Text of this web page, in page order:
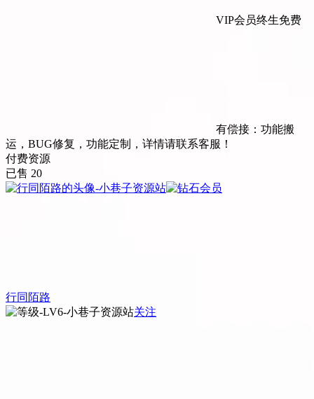
VIP会员终生免费
有偿接：功能搬
运，BUG修复，功能定制，详情请联系客服！
付费资源
已售 20
行同陌路
关注